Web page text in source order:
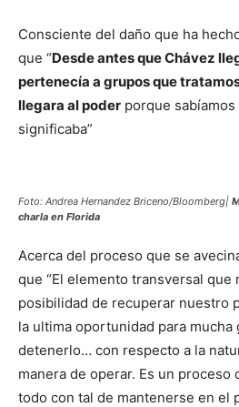
Consciente del daño que ha
que “Desde antes que Chávez
pertenecía a grupos que
llegara al poder porque
significaba”
Foto: Andrea Hernandez Briceno/Bloomberg|
charla en Florida
Acerca del proceso que se
que “El elemento transversal que
posibilidad de recuperar nuestro
la ultima oportunidad para mucha
detenerlo… con respecto a la
manera de operar. Es un proceso
todo con tal de mantenerse en el